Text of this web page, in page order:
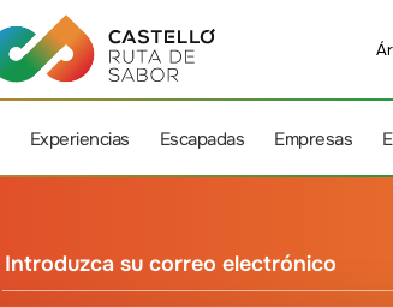
Experiencias Escapadas Empresas